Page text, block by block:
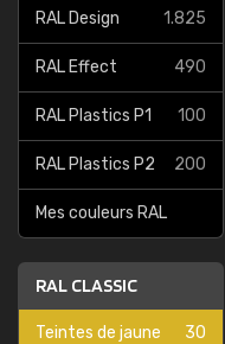
RAL Design 1.825
RAL Effect 490
RAL Plastics P1 100
RAL Plastics P2 200
Mes couleurs RAL
RAL CLASSIC
Teintes de jaune 30